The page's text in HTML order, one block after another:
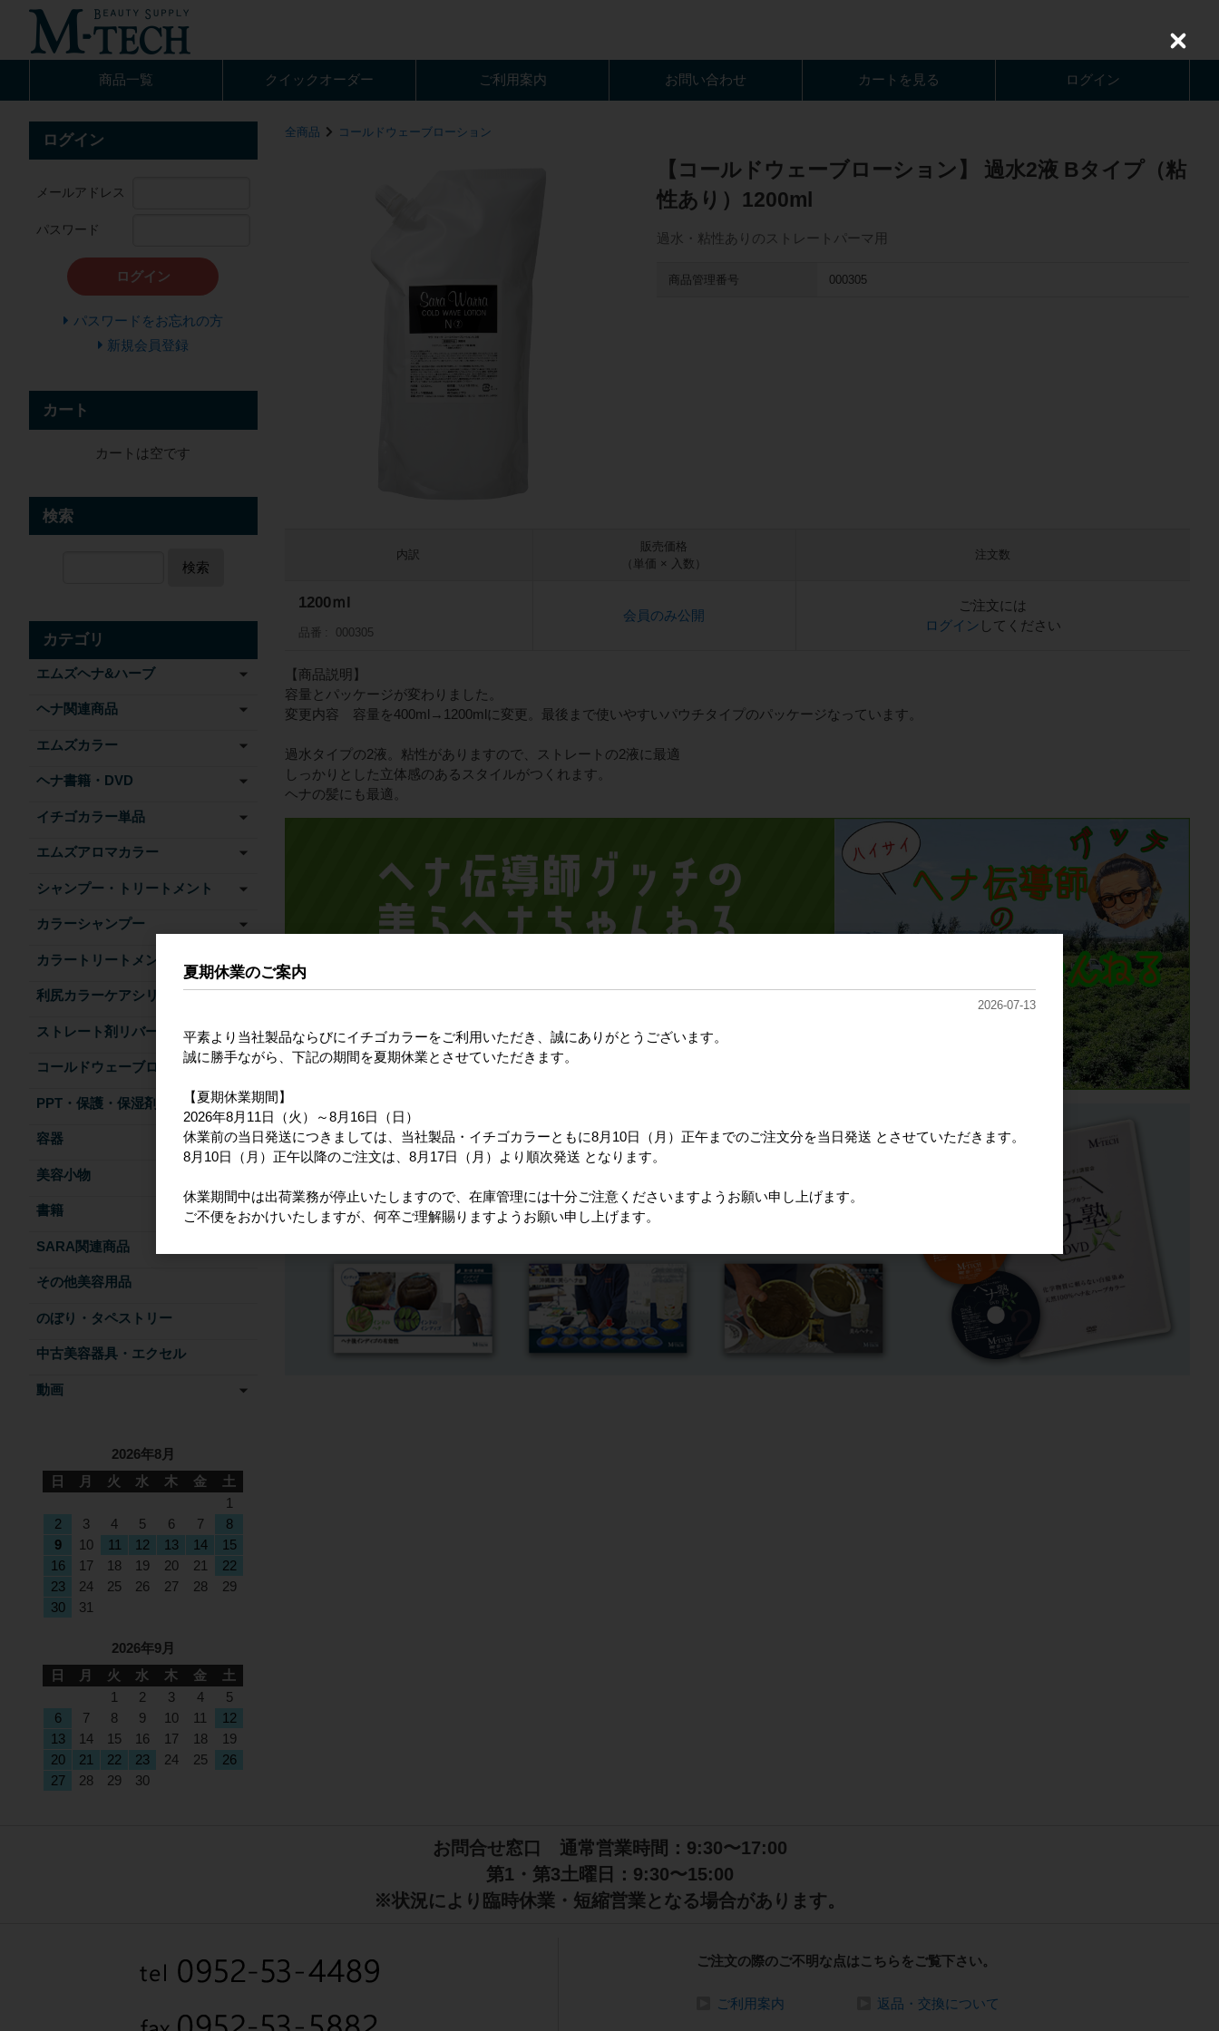
商品一覧 クイック オーダー ご利用案内 お問い合わせ カートを見る ログイン
全商品 コールドウェーブローション
【コールドウェーブローション】 過水2液 Bタイプ（粘
性あり）1200ml
過水・粘性ありのストレートパーマ用
商品管理番号 000305
内訳
販売価格
（単価 × 入数）
注文数
1200ｍl
品番 000305
会員のみ公開
ご注文には
ログイン してください
【商品説明】
容量とパッケージが変わりました。
変更内容 容量を400ml→1200mlに変更。最後まで使いやすいパウチタイプのパッケージなっています。
過水タイプの2液。粘性がありますので、ストレートの2液に最適
しっかりとした立体感のあるスタイルがつくれます。
ヘナの髪にも最適。
ログイン
メールアドレス
パスワード
ログイン
パスワードをお忘れの方
新規会員登録
カート
カートは空です
検索
検索
カテゴリ
エムズヘナ&ハーブ
ヘナ関連商品
エムズカラー
ヘナ書籍・DVD
イチゴカラー単品
エムズアロマカラー
シャンプー・トリートメント
カラーシャンプー
カラートリートメント
利尻カラーケアシリーズ
ストレート剤リバース
コールドウェーブローション
PPT・保護・保湿剤
容器
美容小物
書籍
SARA関連商品
その他美容用品
のぼり・タペストリー
中古美容器具・エクセル
動画
2026年8月
日
月 火 水 木 金
土
1
2
3 4 5 6 7
8
9
10 11 12 13 14
15
16
17 18 19 20 21
22
23
24 25 26 27 28
29
30
31
2026年9月
日
月 火 水 木 金
土
1
2 3 4
5
6
7 8 9 10 11
12
13
14 15 16 17 18
19
20
21 22 23 24 25
26
27
28 29 30
お問合せ窓口 通常営業時間：9:30〜17:00
第1・第3土曜日：9:30〜15:00
※状況により臨時休業・短縮営業となる場合があります。
ご注文の際のご不明な点はこちらをご覧下さい。
ご利用案内 返品・交換について
夏期休業のご案内
2026-07-13
平素より当社製品ならびにイチゴカラーをご利用いただき、誠にありがとうございます。
誠に勝手ながら、下記の期間を夏期休業とさせていただきます。
【夏期休業期間】
2026年8月11日（火）～8月16日（日）
休業前の当日発送につきましては、当社製品・イチゴカラーともに8月10日（月）正午までのご注文分を当日発送 とさせていただきます。
8月10日（月）正午以降のご注文は、8月17日（月）より順次発送 となります。
休業期間中は出荷業務が停止いたしますので、在庫管理には十分ご注意くださいますようお願い申し上げます。
ご不便をおかけいたしますが、何卒ご理解賜りますようお願い申し上げます。
C
l